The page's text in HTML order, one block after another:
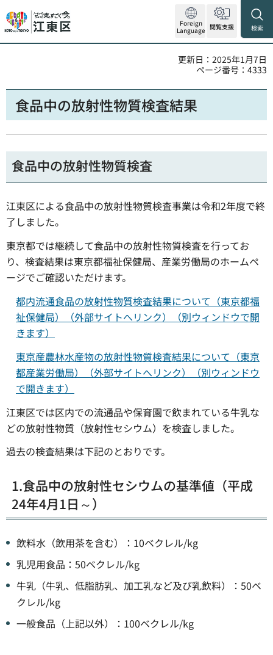
Foreign
Language 閲覧支援 検索
更新日：2025年1月7日
ページ番号：4333
食品中の放射性物質検査結果
食品中の放射性物質検査
江東区による食品中の放射性物質検査事業は令和2年度で終
了しました。
東京都では継続して食品中の放射性物質検査を行ってお
り、検査結果は東京都福祉保健局、産業労働局のホームペ
ージでご確認いただけます。
都内流通食品の放射性物質検査結果について（東京都福
祉保健局）（外部サイトへリンク）（別ウィンドウで開
きます）
東京産農林水産物の放射性物質検査結果について（東京
都産業労働局）（外部サイトへリンク）（別ウィンドウ
で開きます）
江東区では区内での流通品や保育園で飲まれている牛乳な
どの放射性物質（放射性セシウム）を検査しました。
過去の検査結果は下記のとおりです。
1.食品中の放射性セシウムの基準値（平成
24年4月1日～）
飲料水（飲用茶を含む）：10ベクレル/kg
乳児用食品：50ベクレル/kg
牛乳（牛乳、低脂肪乳、加工乳など及び乳飲料）：50ベ
クレル/kg
一般食品（上記以外）：100ベクレル/kg